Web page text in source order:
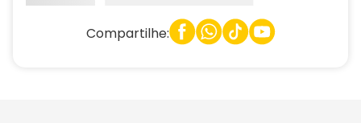
Compartilhe: